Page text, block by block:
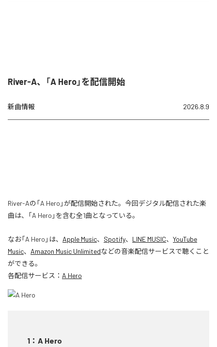
River-A、「A Hero」を配信開始
新曲情報 2026.8.9
River-Aの「A Hero」が配信開始された。今回デジタル配信された楽
曲は、「A Hero」を含む全1曲となっている。
なお「A Hero 」は、 Apple Music、 Spotify、 LINE MUSIC、 YouTube
Music、 Amazon Music Unlimitedなどの音楽配信サービスで聴くこと
ができる。
各配信サービス： A Hero
1 ： A Hero